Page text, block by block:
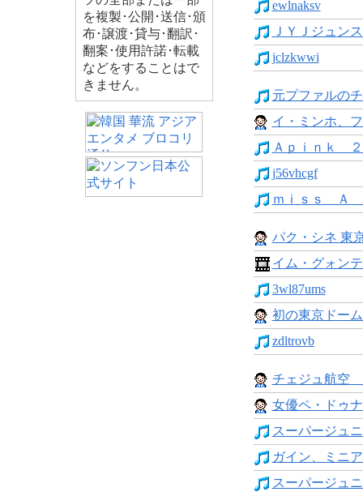
を複製･公開･送信･頒
布･譲渡･貸与･翻訳･
翻案･使用許諾･転載
などをすることはで
きません。
ewlnaksv
ＪＹＪジュン
jclzkwwi
元プファルの
イ・ミンホ、
Ａｐｉｎｋ ２
j56vhcgf
ｍｉｓｓ Ａ
パク・シネ 東
イム・グォン
3wl87ums
初の東京ドー
zdltrovb
チェジュ航空
女優ペ・ドゥ
スーパージュ
ガイン、ミニ
スーパージュ